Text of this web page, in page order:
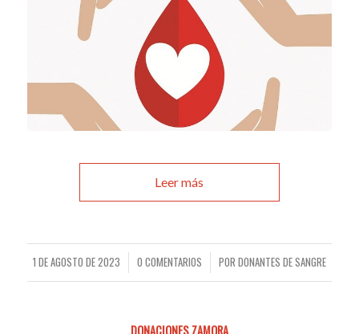
Leer más
1 DE AGOSTO DE 2023
/ 0 COMENTARIOS
/ POR DONANTES DE SANGRE